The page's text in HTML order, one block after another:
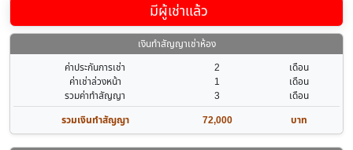
มีผู้เช่าแล้ว
เงินทำสัญญาเช่าห้อง
ค่าประกันการเช่า
2
เดือน
ค่าเช่าล่วงหน้า
1
เดือน
รวมค่าทำสัญญา
3
เดือน
รวมเงินทำสัญญา
72,000 บาท